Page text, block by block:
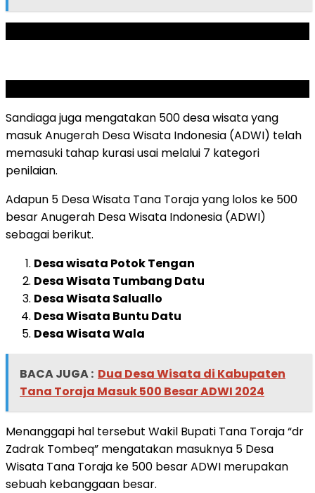
Sandiaga juga mengatakan 500 desa wisata yang
masuk Anugerah Desa Wisata Indonesia (ADWI) telah
memasuki tahap kurasi usai melalui 7 kategori
penilaian.
Adapun 5 Desa Wisata Tana Toraja yang lolos ke 500
besar Anugerah Desa Wisata Indonesia (ADWI)
sebagai berikut.
Desa wisata Potok Tengan
Desa Wisata Tumbang Datu
Desa Wisata Saluallo
Desa Wisata Buntu Datu
Desa Wisata Wala
BACA JUGA : Dua Desa Wisata di Kabupaten
Tana Toraja Masuk 500 Besar ADWI 2024
Menanggapi hal tersebut Wakil Bupati Tana Toraja “dr
Zadrak Tombeq” mengatakan masuknya 5 Desa
Wisata Tana Toraja ke 500 besar ADWI merupakan
sebuah kebanggaan besar.